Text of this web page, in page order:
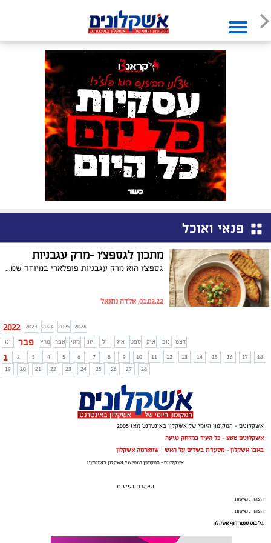
פנאי ואוכל
מתכון לגספצ'ו -מרק עגבניות
גספצ'ו הוא מרק עגבניות פופלארי במיוחד שמקורו בחבל אנדלוסיה שבדרום ספרד, חברת הרבלייף מציעה מנה משודרגת ועשירה בחלבון ומנדבת מתכון גספצ'ו איכותי, מזין, טעים ובריא! מתוך ספר מתכוני הבריאות: "מבשלים דרך חיים", הכולל כ-80 מתכונים מגוונים על טהרת הבריאות עם פירוט ערכים תזונתיים.
01.02.22, אלדה נתנאל
2022 2023 2024 2025 2026
ינו
פבר מרץ אפר מאי יונ יול אוג ספט אוק נוב דצמ
1 2 3 4 5 6 7 8 9 10 11 12 13 14 15 16 17
18
19
20 21 22 23 24 25 26 27 28
אשקלונים - המקומון היומי של אשקלון באינטרנט מאז 2005
אשקלונים טאצ - כל העיר במרחק נגיעה
באבו אשקלון - מסעדת בשרים על האש | שווארמה אשקלון
אשקלונים - המקומון היומי של אשקלון באינטרנט
הצהרת נגישות
הצהרת נגישות
הצהרת נגישות
גלובוס סנטר חוף אשקלון